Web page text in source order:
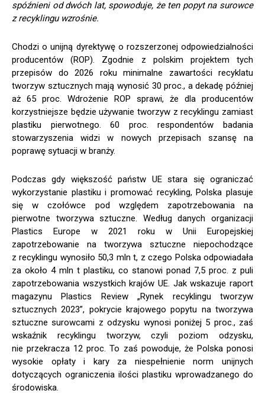
spóźnieni od dwóch lat, spowoduje, że ten popyt na surowce
z recyklingu wzrośnie.
Chodzi o unijną dyrektywę o rozszerzonej odpowiedzialności
producentów (ROP). Zgodnie z polskim projektem tych
przepisów do 2026 roku minimalne zawartości recyklatu
tworzyw sztucznych mają wynosić 30 proc., a dekadę później
aż 65 proc. Wdrożenie ROP sprawi, że dla producentów
korzystniejsze będzie używanie tworzyw z recyklingu zamiast
plastiku pierwotnego. 60 proc. respondentów badania
stowarzyszenia widzi w nowych przepisach szansę na
poprawę sytuacji w branży.
Podczas gdy większość państw UE stara się ograniczać
wykorzystanie plastiku i promować recykling, Polska plasuje
się w czołówce pod względem zapotrzebowania na
pierwotne tworzywa sztuczne. Według danych organizacji
Plastics Europe w 2021 roku w Unii Europejskiej
zapotrzebowanie na tworzywa sztuczne niepochodzące
z recyklingu wynosiło 50,3 mln t, z czego Polska odpowiadała
za około 4 mln t plastiku, co stanowi ponad 7,5 proc. z puli
zapotrzebowania wszystkich krajów UE. Jak wskazuje raport
magazynu Plastics Review „Rynek recyklingu tworzyw
sztucznych 2023”, pokrycie krajowego popytu na tworzywa
sztuczne surowcami z odzysku wynosi poniżej 5 proc., zaś
wskaźnik recyklingu tworzyw, czyli poziom odzysku,
nie przekracza 12 proc. To zaś powoduje, że Polska ponosi
wysokie opłaty i kary za niespełnienie norm unijnych
dotyczących ograniczenia ilości plastiku wprowadzanego do
środowiska.